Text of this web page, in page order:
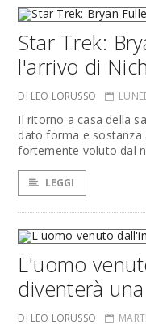
Star Trek:
l'arrivo di
DI LEO LORUSSO
Il ritorno a casa della
dato forma e
fortemente voluto dal
LEGGI
L'uomo
diventerà
DI LEO LORUSSO